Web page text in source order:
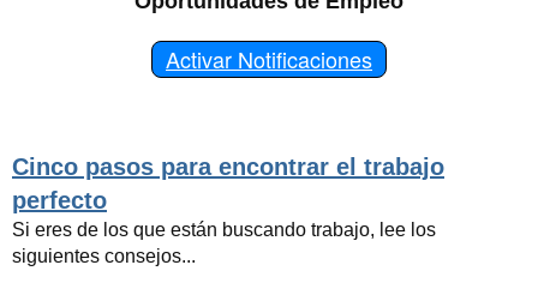
Activar Notificaciones
Cinco pasos para encontrar el trabajo
perfecto
Si eres de los que están buscando trabajo, lee los
siguientes consejos...